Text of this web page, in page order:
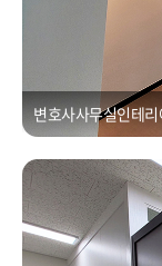
변호사사무실인테
25평사무실ㆍ광교우
Posted on2021년 1